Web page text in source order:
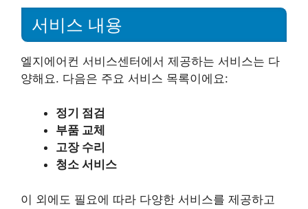
서비스 내용
엘지에어컨 서비스센터에서 제공하는 서비스는 다
양해요. 다음은 주요 서비스 목록이에요:
정기 점검
부품 교체
고장 수리
청소 서비스
이 외에도 필요에 따라 다양한 서비스를 제공하고